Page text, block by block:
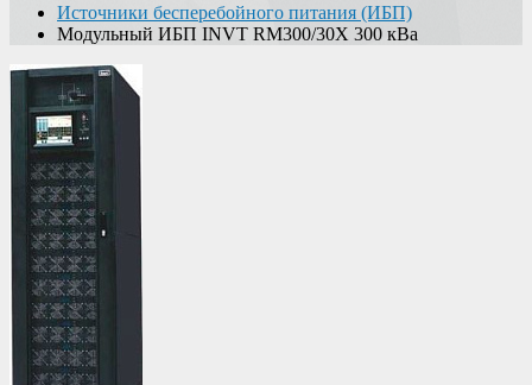
Источники бесперебойного питания (ИБП)
Модульный ИБП INVT RM300/30X 300 кВа